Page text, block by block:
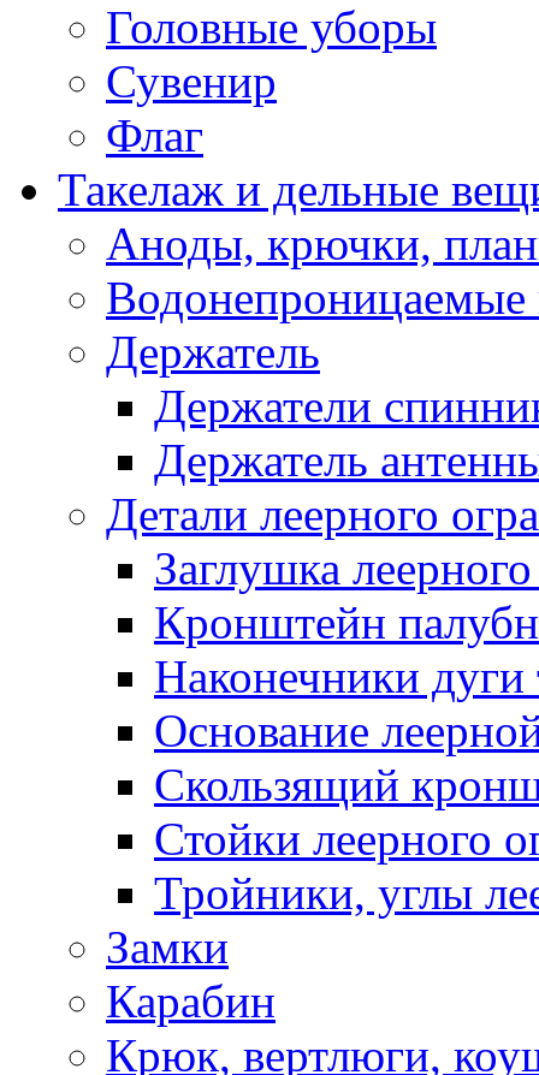
Головные уборы
Сувенир
Флаг
Такелаж и дельные
Аноды, крючки,
Водонепроницаемые
Держатель
Держатели
Держатель
Детали леерного
Заглушка
Кронштейн
Наконечники дуги
Основание
Скользящий
Стойки леерного
Тройники, углы
Замки
Карабин
Крюк, вертлюги,